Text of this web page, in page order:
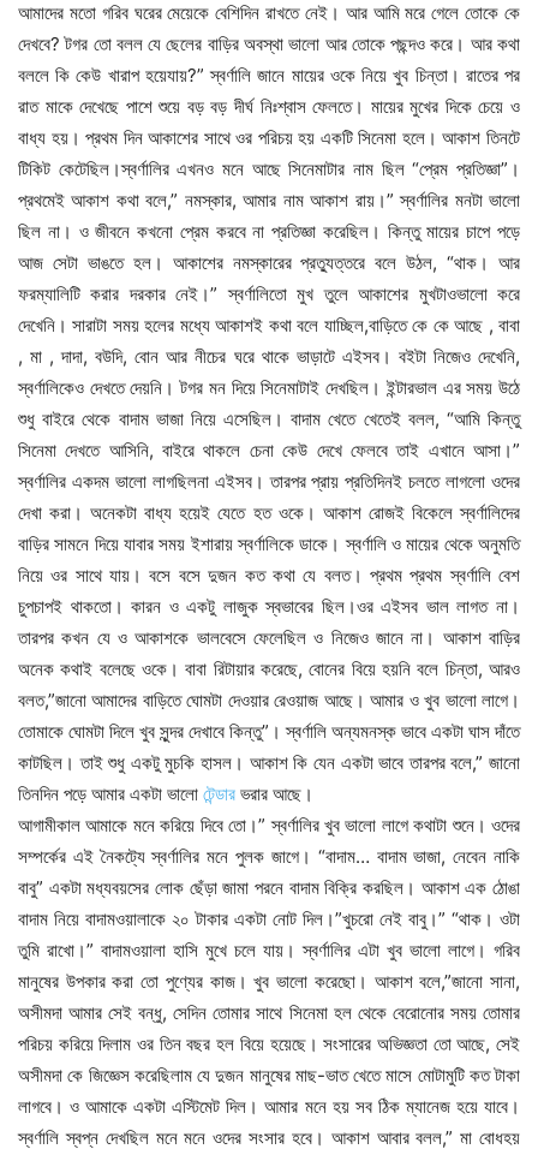
আমাদের মতো গরিব ঘরের মেয়েকে বেশিদিন রাখতে নেই। আর আমি মরে গেলে তোকে কে
দেখবে? টগর তো বলল যে ছেলের বাড়ির অবস্থা ভালো আর তোকে পছন্দও করে। আর কথা
বললে কি কেউ খারাপ হয়েযায়?” স্বর্ণালি জানে মায়ের ওকে নিয়ে খুব চিন্তা। রাতের পর
রাত মাকে দেখেছে পাশে শুয়ে বড় বড় দীর্ঘ নিঃশ্বাস ফেলতে। মায়ের মুখের দিকে চেয়ে ও
বাধ্য হয়। প্রথম দিন আকাশের সাথে ওর পরিচয় হয় একটি সিনেমা হলে। আকাশ তিনটে
টিকিট কেটেছিল।স্বর্ণালির এখনও মনে আছে সিনেমাটার নাম ছিল “প্রেম প্রতিজ্ঞা”।
প্রথমেই আকাশ কথা বলে,” নমস্কার, আমার নাম আকাশ রায়।” স্বর্ণালির মনটা ভালো
ছিল না। ও জীবনে কখনো প্রেম করবে না প্রতিজ্ঞা করেছিল। কিন্তু মায়ের চাপে পড়ে
আজ সেটা ভাঙতে হল। আকাশের নমস্কারের প্রত্যুত্তরে বলে উঠল, “থাক। আর
ফরম্যালিটি করার দরকার নেই।” স্বর্ণালিতো মুখ তুলে আকাশের মুখটাওভালো করে
দেখেনি। সারাটা সময় হলের মধ্যে আকাশই কথা বলে যাচ্ছিল,বাড়িতে কে কে আছে , বাবা
, মা , দাদা, বউদি, বোন আর নীচের ঘরে থাকে ভাড়াটে এইসব। বইটা নিজেও দেখেনি,
স্বর্ণালিকেও দেখতে দেয়নি। টগর মন দিয়ে সিনেমাটাই দেখছিল। ইন্টারভাল এর সময় উঠে
শুধু বাইরে থেকে বাদাম ভাজা নিয়ে এসেছিল। বাদাম খেতে খেতেই বলল, “আমি কিন্তু
সিনেমা দেখতে আসিনি, বাইরে থাকলে চেনা কেউ দেখে ফেলবে তাই এখানে আসা।”
স্বর্ণালির একদম ভালো লাগছিলনা এইসব। তারপর প্রায় প্রতিদিনই চলতে লাগলো ওদের
দেখা করা। অনেকটা বাধ্য হয়েই যেতে হত ওকে। আকাশ রোজই বিকেলে স্বর্ণালিদের
বাড়ির সামনে দিয়ে যাবার সময় ইশারায় স্বর্ণালিকে ডাকে। স্বর্ণালি ও মায়ের থেকে অনুমতি
নিয়ে ওর সাথে যায়। বসে বসে দুজন কত কথা যে বলত। প্রথম প্রথম স্বর্ণালি বেশ
চুপচাপই থাকতো। কারন ও একটু লাজুক স্বভাবের ছিল।ওর এইসব ভাল লাগত না।
তারপর কখন যে ও আকাশকে ভালবেসে ফেলেছিল ও নিজেও জানে না। আকাশ বাড়ির
অনেক কথাই বলেছে ওকে। বাবা রিটায়ার করেছে, বোনের বিয়ে হয়নি বলে চিন্তা, আরও
বলত,”জানো আমাদের বাড়িতে ঘোমটা দেওয়ার রেওয়াজ আছে। আমার ও খুব ভালো লাগে।
তোমাকে ঘোমটা দিলে খুব সুন্দর দেখাবে কিন্তু”। স্বর্ণালি অন্যমনস্ক ভাবে একটা ঘাস দাঁতে
কাটছিল। তাই শুধু একটু মুচকি হাসল। আকাশ কি যেন একটা ভাবে তারপর বলে,” জানো
তিনদিন পড়ে আমার একটা ভালো টেন্ডার ভরার আছে।
আগামীকাল আমাকে মনে করিয়ে দিবে তো।” স্বর্ণালির খুব ভালো লাগে কথাটা শুনে। ওদের সম্পর্কের এই নৈকট্যে স্বর্ণালির মনে পুলক জাগে। “বাদাম… বাদাম ভাজা, নেবেন নাকি বাবু” একটা মধ্যবয়সের লোক ছেঁড়া জামা পরনে বাদাম বিক্রি করছিল। আকাশ এক ঠোঙা বাদাম নিয়ে বাদামওয়ালাকে ২০ টাকার একটা নোট দিল।”খুচরো নেই বাবু।” “থাক। ওটা তুমি রাখো।” বাদামওয়ালা হাসি মুখে চলে যায়। স্বর্ণালির এটা খুব ভালো লাগে। গরিব মানুষের উপকার করা তো পুণ্যের কাজ। খুব ভালো করেছো। আকাশ বলে,”জানো সানা, অসীমদা আমার সেই বন্ধু, সেদিন তোমার সাথে সিনেমা হল থেকে বেরোনোর সময় তোমার পরিচয় করিয়ে দিলাম ওর তিন বছর হল বিয়ে হয়েছে। সংসারের অভিজ্ঞতা তো আছে, সেই অসীমদা কে জিজ্ঞেস করেছিলাম যে দুজন মানুষের মাছ-ভাত খেতে মাসে মোটামুটি কত টাকা লাগবে। ও আমাকে একটা এস্টিমেট দিল। আমার মনে হয় সব ঠিক ম্যানেজ হয়ে যাবে। স্বর্ণালি স্বপ্ন দেখছিল মনে মনে ওদের সংসার হবে। আকাশ আবার বলল,” মা বোধহয় তোমাকে দেখেছে কোথাও।” স্বর্ণালি জিজ্ঞেস করলো,” কখন?” “বোধহয় রাস্তায় কোথাও। আমি ডিটেইলস জানতে চাইনি। জানো মায়ের মুখ দেখে মনে হচ্ছিলো তোমায় পছন্দ হয়েছে। বোনকে নিয়ে সকলে চিন্তিত।বোনের রঙ কালো তার উপর পড়াশুনা বেশিদুর করেনি বলে ভালো সম্বন্ধ পাচ্ছি না।” একদিন ওরা দুজন ঘুরতে বেরিয়েছিল। হঠাৎ পথে ভীষণ ঝড় উঠল সাথে বৃষ্টি। আসেপাশে কোন বাড়ি ছিল না। ওরা ভাবছিল কি করবে। কাছেই একটা কৃষ্ণচূড়া গাছ ছিল। তার নীচে গিয়ে দাঁড়াল দুজনে। দুজনেই ভিজে গিয়েছিল।ঝড়ের সাথে তখন বিদ্যুৎ ও চমকাচ্ছে। হঠাৎ কড় কড় কড়াৎ……। একটা বাজ পড়ল কাছেই। স্বর্ণালি আকাশের হাতটা খামচে ধরল। মাঝে মাঝে দমকা বাতাস আসছিল।বিদ্যুৎ চমকালেই স্বর্ণালি দু’কান হাত দিয়ে ঢাকছিল। স্বর্ণালির শাড়িটা ভিজে গায়ে সেঁটে গিয়েছিল। ওর লজ্জা করছিল। ভেজা আঁচল দিয়েই গাটা ঢাকল। এমন সময়দূরে একটা খালি রিক্সা যাচ্ছিল। ” এই রিক্সা…। রিক্সা…” আকাশ দৌড়ে রিক্সা ডেকে নিয়ে এলো। স্বর্ণালির পায়ে ভেজা শাড়ী জড়িয়ে যাচ্ছিল। অনেক দেরি করে সেদিন বাড়ি পৌঁছেছিল। এর মধ্যে আকাশ ওর বোনের সঙ্গেও স্বর্ণালির পরিচয় করিয়ে দেয়; এক বন্ধুর বাড়িতে নিয়ে গিয়ে। একদিন গল্প করতে করতে আকাশ বলে তোমার জন্যে দুর্গাপুজোয় বাড়িতে শাড়ী কেনা হয়েছে। স্বর্ণালির বুকের মধ্যে যেন খুশির ঢেউ খেলে যায়। এই ভেবেই যে তবে তো আকাশের বাড়িতে স্বর্ণালিকে মেনে নিয়েছে। ওদের স্বপ্ন সত্যি হতে তো আর দেরি নেই।নবমীর দিন ওই শাড়ীটা পরেই আকাশের বাইকের পেছনে বসেই ও ঠাকুর দেখে এসেছিল। কানের কাছে একটা মশা পুঁউউউ……… করে উঠল। ধ্যাৎ… উঠে বসলো বিছানায়, ঘুমের বারোটা বেজে গেছে। এই বাঁধের স্বপ্নটা কি ওকে কোনদিনই ছাড়বে না? স্বর্ণালি উঠে শাড়িটা ঠিক করে পরে। রাতে ও নাইটি পরেই শোয়, আজই আর শাড়িটা বদলায়নি। হঠাৎ স্বর্ণালির নজরে পড়ে ওর পরনে হলুদ শাড়ী। একদিন আকাশ ওকে বলেছিল, “জানো সানা, হলুদ শাড়ীতে তোমাকে খুব মানায়। মনে হয় যেন তিলোত্তমা।” স্বর্ণালির হাতদুটো নিজের হাতে তুলে আকাশ ওর হাতে চুমু খেল। ” জানো তোমার ওই চোখ দুটো খুব সুন্দর।” স্বর্ণালি আগেও স্কুলের বান্ধবীদের কাছে এই কথা বলতে শুনেছে। “স্বর্ণালি, তোর চোখ দুটো খুব সুন্দর, দেখিস, ওই চোখ দেখেই অনেক ছেলে তোর প্রেমে পরে যাবে। তার উপর তোর রঙ আর চেহারা! তোর বাবা মায়ের তোকে বিয়ে দিতে কোনো কষ্টই হবেনা।” স্বর্ণালি উত্তর দিত ” ছাই!, সব ছেলেরাই টাকা দেখে, বুঝলি। রূপের সাথে রূপিয়াও চাই।” তবুও এখন আকাশের মুখে ওর চোখের প্রশংসা শুনে ওর খুব ভালো লাগলো। আকাশ ওর মাথাটা দুই হাত দিয়ে ধরে বলল, “চোখ বন্ধ করো।”। ” কেন?”। ” বাঃরে আমি বলছি তাই।” । স্বর্ণালি চোখ বন্ধ করতেই আকাশ ওর দুচোখে চুম্বন এঁকে দিল। স্বর্ণালি লজ্জায় মুখ ঢাকল দুহাত দিয়ে। স্বর্ণালি ভাবে সেই আকাশ ওর সাথে এমনটা কি করে করলো? আকাশ বলত,” জানো, ওই চোখ দুটো আমি ভুলে থাকতে পারিনা। সারাক্ষণ আমার চোখে ভাসে।” স্বর্ণালির মাকে অনেকেই বলত ,” আকাশ আপনার মেয়ের কাছে কিছুই না। লম্বা হতে পারে, চোখ মুখ ও ঠিকই আছে, কিন্তু এত কালো আপনার মেয়ের পাশে মানায় না।”স্বর্ণালির মা বলেন,” জানেন দিদি, ছেলেদের রূপ নয়, গুণ দেখতে হয়।” আকাশ একদিন স্বর্ণালিকে বলে,” মনে করো, তোমার বাড়ি থেকে যদি অন্য কোথাও বিয়ে ঠিক করে তুমি করবে?” স্বর্ণালি মজা করে উত্তর দেয়, ” না করার কি আছে? তোমার সাথে আমার এমন কি হয়েছে?” আকাশের মুখটা হঠাৎ গম্ভীর হয়ে যায়।বলে, ” আমি জীবনেও করব না,দেখে নিও।” উত্তরে স্বর্ণালি বলে,” ওটা সবাই বলে, কিন্তু করে।” “কিন্তু আমি করব না।”, আকাশ উত্তর দেয়। ” ঠিক আছে দেখা যাবে।” স্বর্ণালি মুখটা ঘুরিয়ে মুচকি হাসে, ভারী মজা লাগে ওর আকাশের মুখটা দেখে। কিন্তু স্বর্ণালি জানতো না ওদের অলক্ষ্যে উপর থেকে বিধাতাও বুঝি স্বর্ণালির কথায় সায় দিয়েছিলেন। ওর বুকের ভিতর হু হু করে কেঁদে ওঠে। চোখ থেকে দুফোঁটা জল গড়িয়ে পড়ে। ঘুম আসছে না আর । টেবিল থেকে জলের বোতলটা হাতে নিল। খানেকটা জল ঢক্‌ ঢক্‌ করে খেল। একটু জল ঘাড়, গলা ও কপালে ঢালল যদি ঘুম আসে। স্বর্ণালি ভাবে ওর স্বামী ওকে এত ভালবাসে তবুও সে ভোলেনা কেন আকাশকে? বিয়ের পর স্বামীকে সব কথা বলেছিল ও। সেদিন ছিল ফুলশয্যার রাত। বিমল বাবু ছিলেন উদার প্রকৃতির । সব শুনে বললেন,” অতীত কে ভুলে যাওয়াই ভালো।” স্বর্ণালি স্বামীকে কিছুই গোপন করেনি। এমনকি চুম্বনের কথাটাও বলেছিল। বিমল বাবু স্বর্ণালিকে খুব ভালবাসেন। তিনি যথেষ্ট শিক্ষিত মানুষ। স্বর্ণালি ভাবে সে নিজেই স্বামীর যোগ্য নয়। কিন্তু বিমল বাবু কখনো স্বর্ণালিকে অযোগ্য ভাবেন না। উনি স্বর্ণালিকে যথেষ্ট স্নেহ করেন। স্বর্ণালি ভাবে, আকাশ শিক্ষাতে ,স্বভাবে কোনোটাতেই তার স্বামীর তুল্য নয়, তবুও স্বর্ণালি তাকে ভুলতে পারেনা কেন? ও নিজে বারো ক্লাস অবধি পড়েছে আর আকাশ তো মাধ্যমিক অবধি। স্বর্ণালি জানেনা চিন্তা ভাবনাতে মানুষের শিক্ষার কতটা প্রভাব থাকে। আকাশ বলত, ” জানো সানা, তোমাকে একদিনও না দেখে থাকতে পারিনা।” সেদিন স্বর্ণালির খুব জ্বর হয়েছিল। সারারাত ওর মা মাথায় জলপট্টি দিয়ে জ্বর কমান, ওকে ধরে ধরে বাথরুমে নিয়ে যান মা। টগরের কাছে খবর পেয়ে আকাশ একব্যাগ ভর্তি ফল পাঠিয়ে দেয় টগরের হাতে। পরের দিনই ওকে ডাক্তার দেখানো হয়। কিন্তু ভীষণ দুর্বল হয়ে গেছিল স্বর্ণালি। ওর ভীষণ হাঁটতে কষ্ট হচ্ছিলো। মাথাটাও টলছিল। তবুও দরজার কাছে দাঁড়িয়েছিল ও শুধু আকাশকে দেখার জন্য। দুদিন হল দেখা হয়নি। ওর একটুও ভালো লাগছিলনা। হঠাৎ দেখে আকাশ যাচ্ছে। ইশারা পেয়ে স্বর্ণালিও মায়ের কাছে অনুমতি নিয়ে বেরিয়ে পড়ে। আকাশ বলে, “পারবে হাঁটতে?” “হ্যাঁ।” স্বর্ণালি এখনও জানে না যে দুদিন ওর শরীরের ওপর যে ধকল গেছে ভালভাবে চলতে পারছিল না পর্যন্ত, সে কিভাবে অতটা রাস্তা হেঁটে গেল এবং ফিরে এলো। ওর মনে হত আকাশ পাশে থাকলে ও সব কষ্ট সইতে পারে। ও যেন অন্য এক ভাললাগার জগতে থাকে। ওর মনে হত পৃথিবীতে ওর মতো সুখী আর কেউ নেই। স্বর্ণালি জানতো না যে এই সম্পর্কের কথা ওর ছোড়দা জানেনা। একদিন সন্ধ্যেবেলা ওদের দুজনকে গল্প করতে দেখে ছোড়দার এক বন্ধু বলে,” দেখ্‌ লক্ষ্মণ, তোর বোনকে ও পাড়ার আকাশের সাথে দেখলাম।” বাড়িতে ফিরে লক্ষ্মণ ওর মাকে বলে যে, “ছেলেটা ভালো নয়। আমাদের বন্ধুদের অনেকেই বলেছে। ওর সাথে মিশতে মানা কর।” ওর মা চুপ করে ছিলেন, কিছুই বলেননি। পাশের ঘর থেকে স্বর্ণালি শুনছিল এবং ওর বুকের মধ্যে খুব কষ্ট হচ্ছিল। লক্ষ্মণ আরও বলল যে, “কয়েকটা সম্বন্ধের খোঁজ দিয়েছে বন্ধুরা। খুব তাড়াতাড়ি দেখতে আসবে বলে দিয়েছে” স্বর্ণালি ভাবে ওর কি দোষ? ও তো নিজে থেকে এই সম্পর্কে জড়িয়ে পড়েনি। আর এখন মনের এতটা কাছে এসে ওর এই সব কথা শুনে বুকের মধ্যে একটা কষ্ট হচ্ছিল। পরদিনই আকাশের সাথে দেখা করে স্বর্ণালি বলল যে ,” বাড়িতে সম্বন্ধ দেখছে। আমি এখন কি করব?” আকাশ বলে, “আমি পুরুষ মানুষ। রিক্সা চালিয়েও খাওয়াতে পারব।” স্বর্ণালি বলে যে ,” তুমি অন্তত রেজিস্ট্রি করে রাখো তবে অন্তত বাড়িতে বলতে পারব।” মাকে স্বর্ণালি বুঝিয়েছিল যে ,”মা, যদি রেজিস্ট্রি করে রাখি তবে ছোড়দার কিছু বলার থাকবে না। আর ছেলেটা খারাপ বলছে? আমিও বলছি, ও তেমন নয়।” স্বর্ণালি তো জানে আকাশ চাইলে অনেক কিছু করতে পারত কিন্তু করেনি। স্বর্ণালির বিশ্বাস ছিল যদি ও খারাপও হয়ে থাকে স্বর্ণালি পারবে আকাশকে ভালো করতে। স্বর্ণালিকে ও ভালোবাসে তাই কখনও কোন অশোভন আচরণ করেনি। কিন্তু রেজিস্ট্রির কথা শুনে আকাশ বলে,” আমার মা বলে, যে মেয়ের মুখের কথায় বিশ্বাস নেই তাকে কি বলা যায়? রেজিস্ট্রি করে তো তিন মাসের মধ্যে আবার ডিভোর্সও করা যায়।” স্বর্ণালি খুব অবাক হয়ে যায় ওর কথা শুনে। ভাবে তোমরা বড়লোক বলে অনেক কিছুই ভাবতে পারো, অনেক কিছুই করতে পারো। আকাশ আবার বলল,” জানো এভাবে মিশলে একটা ছেলের বদনাম হয়না, কিন্তু একটা মেয়ের বদনাম হয়।” এই ধরনের মানসিকতা দেখে স্বর্ণালির মনটা খারাপ হয়ে যায়। ও মনে মনে ভাবে তোমার কাছে মেয়েদের কিছু মুল্যই নেই? কিন্তু মুখে কিছু বলেনা। এদিকে ছোড়দা বাড়িতে রোজ মাকে একই কথা বলতে থাকে, “ছেলেটা ভালো নয়। মিশতে মানা করো।” পরদিন আবার আকাশের সাথে দেখা করে বলে ” কাল দেখতে আসবে। আমি কি করব?” ও উত্তর দেয়,” মা বলেছে, তুমি পড়াশুনা করো নয়ত সেলাই স্কুলে ভর্তি হও খরচার কথা চিন্তা করতে হবে না। আকাশের বাড়িতে এটা বোঝেনা যে কোনো মতেই আকাশের সাথে ওর ছোড়দা বিয়েতে মত দেবেনা। স্বর্ণালির মনটা বিক্ষিপ্ত হয়েছিল। এদিকে রাস্তায় একজনের স্বর্ণালিকে দেখে এত পছন্দ হয়ে যায় যে স্বর্ণালির বাড়িতে খবর পাঠায়। ছেলে ইউ.পি তে থাকে আর আন্ডারটেকিং কোম্পানিতে চাকরি করে। মা ও ছোড়দার ছেলে খুব পছন্দ। ছেলের কোন বাজে নেশা নেই। একটা সিগারেট অবধি খায়না। ওরা পাকা দেখা করতে আসবে আগামী রবিবার। ছেলের বাবা স্বর্ণালির মাকে বলেছেন,” আমার ছেলের আপনার মেয়েকে এত পছন্দ হয়েছে যে রেজিস্ট্রি বিয়ে করতেও রাজি আছে। আমাদের কোন ডিম্যান্ড নেই।” স্বর্ণালির মা তো যেন হাতে স্বর্গ পায়। মা স্বর্ণালিকে বলেন,” লক্ষ্মণ যখন চায়না, তখন আকাশের সাথে মেশার দরকার নেই। ও বলছে ছেলেটা ভালো নয়।” স্বর্ণালি অবাক হয়ে যায় মায়ের কথা শুনে। ও ভাবে, তবে তো মায়েরই উচিত ছিল আকাশের সম্বন্ধে ভালো করে খোঁজ নিয়ে তবেই মেয়েকে মিশতে দেওয়া। তখন তো তিনি তা করেন নি। পরের মুখে ঝাল্‌ খেয়েছিলেন, আর এখনও তাই খাচ্ছেন। ওর মা তো ভালো করেই জানতেন যে স্বর্ণালি কেমন ধরনের মেয়ে , পড়াশুনা ছাড়ার পড়ে মাকে ছাড়া যে কখনো ঘর থেকেই বেরোতো না, সে কতটা চালাক্‌ হতে পারে? ওই টগরের সাথেই যা কথা বলা, তাও টগর একটু পেট পাতলা স্বভাবের ছিল তাই স্বর্ণালি ওকে সব মনের কথা বলতও না। ঘরে বসে বসে শুধু গল্পের বই পড়ত। পড়াশুনা ছাড়ার পর কোনো বন্ধুও ছিল না ওর। এটা ওর মায়ের বোঝা উচিত ছিল। কিন্তু স্বর্ণালির মনের কথাটা কেউ বোঝে না। সে তো কোন মেশিন নয়। ও যে একটা মেয়ে, আর ওর মন বলে যে কিছু আছে এটা কেউ বোঝে না। টগর আর টগরের মাও লক্ষ্মণের কোথায় সায় দেয় এখন, “কি দরকার আকাশের সাথে মেশার? ভালো পাত্র পেয়েছো , বিয়ে দিয়ে দাও।” স্বর্ণালি সেদিন অনেক কষ্টে মাকে রাজি করায়, বলে,” মা,এই শেষবারের মতো একবার দেখা করতে দাও।” মা একটু নরম হয়ে বলে ,”যা। তাড়াতাড়ি ফিরবি।” আকাশ রোজই বিকেলে ওদের বাড়ির সামনের রাস্তা দিয়ে যায়। স্বর্ণালি অপেক্ষা করছিল। ওকে দেখতে পেয়েই ওর সাথে যায় সেই বাঁধের ধারে। ওরা দুজন ঘাসের উপর বসেছিল। স্বর্ণালির মনের মধ্যে ঝড় চলছিল। হয়তো আজ ওর শেষ দেখা। আকাশ দুই একটা কথা বলার পরেই স্বর্ণালি ওর একটা হাত ধরে বলে,” তোমাকে ছাড়া আমি বাঁচবো না। আমি কি করব?” ওর বুকের ভেতর অসহ্য কষ্ট হচ্ছিল। গলাটা কান্নায় বুজে আসছিল। আকাশ স্বর্ণালির হাতটা এক ঝটকায় সরিয়ে দিয়ে বলে,” আমার পক্ষে এখন বিয়ে করা সম্ভব নয়। আর একদম কাঁদবে না । চোখের জলকে আমি ঘৃণা করি।” ব্যস এই টুকু কথা। লজ্জা আর অপমানে স্বর্ণালি ভয়ংকর ভাবে চুপ হয়ে গিয়েছিল। প্রত্যাখানের অপমানে ও এতটা স্তম্ভিত হয়ে গিয়েছিল যে ওর মনে হচ্ছিল যে ধরণী দ্বিধা হয়ে যাক্‌ এখনি। ওর মধ্যে ও ঢুকে যাবে। এই মুখ আর কাউকে দেখাবে না । ওর গলার কাছে যন্ত্রণা হচ্ছিল। কান্নাটা অনেক কষ্টে চেপে রেখেছিল। এই রকম রূঢ় ব্যবহার যে আকাশ করবে তা স্বপ্নেও ভাবতে পারেনি ও। কিচ্ছুক্ষণ পর আকাশ রোজকার মতো ওকে বাড়ির অনেক কাছে এগিয়ে দিয়ে অন্য পথে চলে যায়। সারাটা পথ স্বর্ণালি একটা ক